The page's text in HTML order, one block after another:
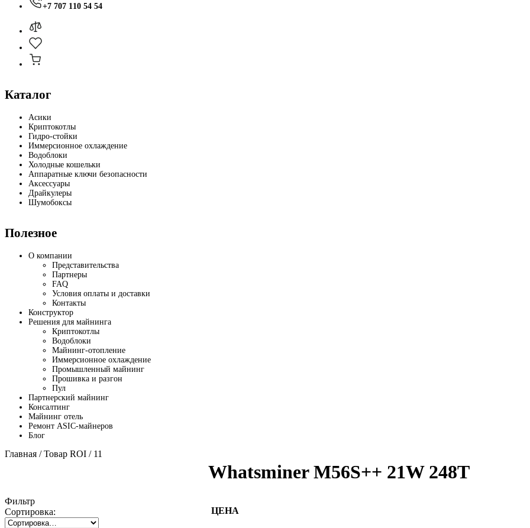
+7 707 110 54 54
Каталог
Асики
Криптокотлы
Гидро-стойки
Иммерсионное охлаждение
Водоблоки
Холодные кошельки
Аппаратные ключи безопасности
Аксессуары
Драйкулеры
Шумобоксы
Полезное
О компании
Представительства
Партнеры
FAQ
Условия оплаты и доставки
Контакты
Конструктор
Решения для майнинга
Криптокотлы
Водоблоки
Майнинг-отопление
Иммерсионное охлаждение
Промышленный майнинг
Прошивка и разгон
Пул
Партнерский майнинг
Консалтинг
Майнинг отель
Ремонт ASIC-майнеров
Блог
Главная / Товар ROI / 11
Whatsminer M56S++ 21W 248T
Фильтр
Сортировка:
ЦЕНА